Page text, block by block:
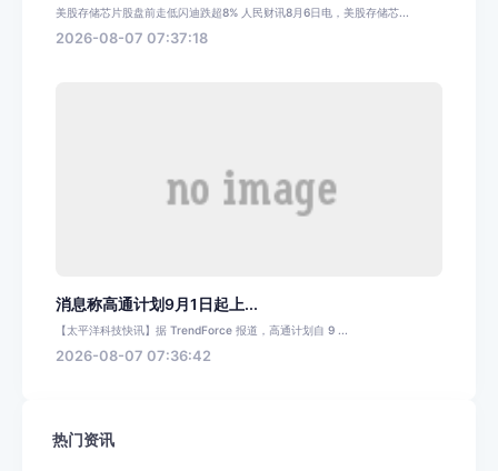
美股存储芯片股盘前走低闪迪跌超8% 人民财讯8月6日电，美股存储芯...
2026-08-07 07:37:18
消息称高通计划9月1日起上...
【太平洋科技快讯】据 TrendForce 报道，高通计划自 9 ...
2026-08-07 07:36:42
热门资讯